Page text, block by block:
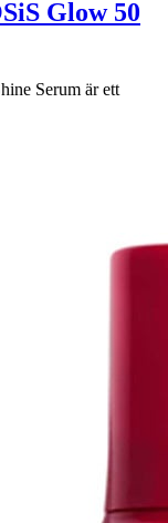
Glow 50
Serum är ett